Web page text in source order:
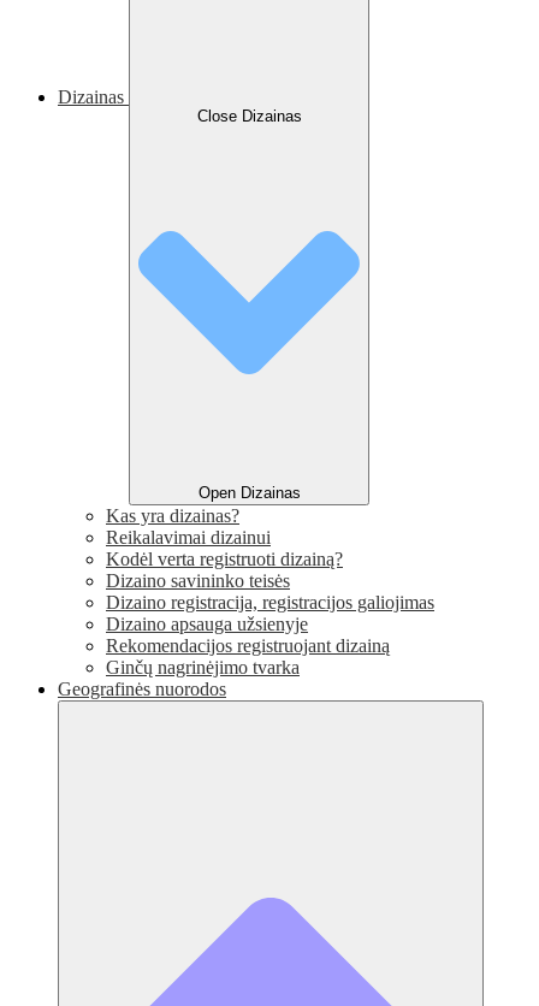
Dizainas
Close Dizainas
Open Dizainas
Kas yra dizainas?
Reikalavimai dizainui
Kodėl verta registruoti dizainą?
Dizaino savininko teisės
Dizaino registracija, registracijos galiojimas
Dizaino apsauga užsienyje
Rekomendacijos registruojant dizainą
Ginčų nagrinėjimo tvarka
Geografinės nuorodos